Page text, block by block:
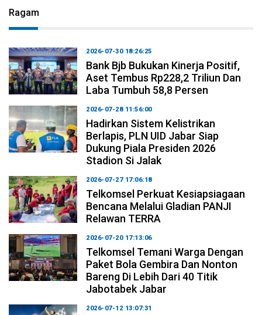
Ragam
2026-07-30 18:26:25
Bank Bjb Bukukan Kinerja Positif,
Aset Tembus Rp228,2 Triliun Dan
Laba Tumbuh 58,8 Persen
2026-07-28 11:56:00
Hadirkan Sistem Kelistrikan
Berlapis, PLN UID Jabar Siap
Dukung Piala Presiden 2026
Stadion Si Jalak
2026-07-27 17:06:18
Telkomsel Perkuat Kesiapsiagaan
Bencana Melalui Gladian PANJI
Relawan TERRA
2026-07-20 17:13:06
Telkomsel Temani Warga Dengan
Paket Bola Gembira Dan Nonton
Bareng Di Lebih Dari 40 Titik
Jabotabek Jabar
2026-07-12 13:07:31